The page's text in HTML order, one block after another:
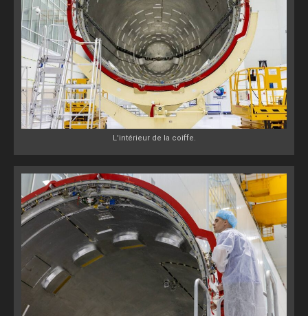
L'intérieur de la coiffe.